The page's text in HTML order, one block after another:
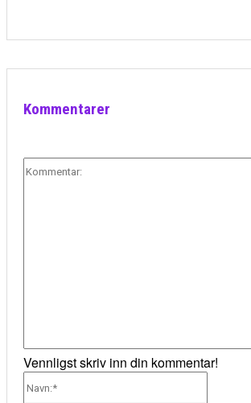
Kommentarer
Vennligst skriv inn din kommentar!